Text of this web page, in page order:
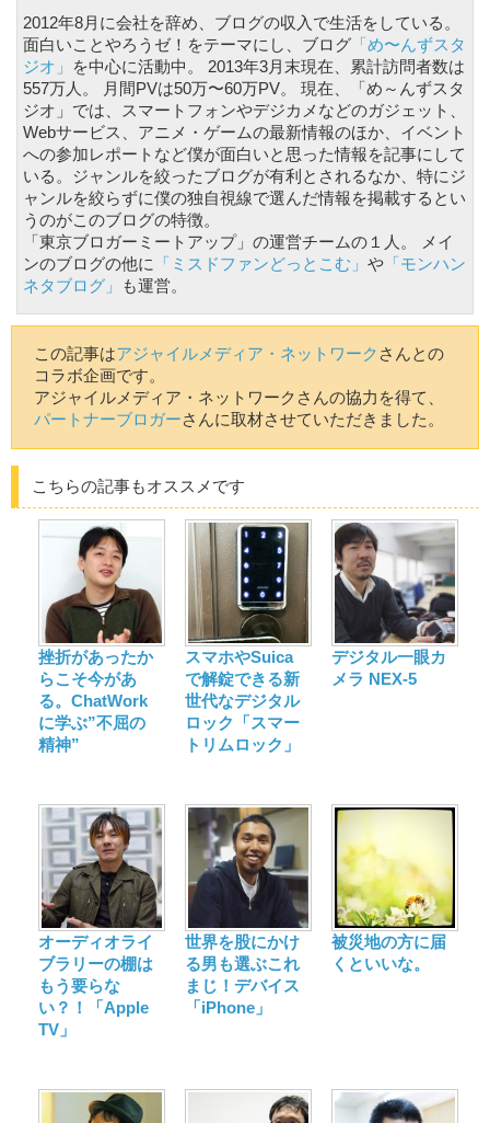
2012年8月に会社を辞め、ブログの収入で生活をしている。
面白いことやろうゼ！をテーマにし、ブログ 「め〜んずスタ
ジオ」
を中心に活動中。 2013年3月末現在、累計訪問者数は
557万人。 月間PVは50万〜60万PV。 現在、「め～んずスタ
ジオ」では、スマートフォンやデジカメなどのガジェット、
Webサービス、アニメ・ゲームの最新情報のほか、イベント
への参加レポートなど僕が面白いと思った情報を記事にして
いる。ジャンルを絞ったブログが有利とされるなか、特にジ
ャンルを絞らずに僕の独自視線で選んだ情報を掲載するとい
うのがこのブログの特徴。
「東京ブロガーミートアップ」の運営チームの１人。 メイ
ンのブログの他に
「ミスドファンどっとこむ」 や 「モンハン
ネタブログ」
も運営。
この記事はアジャイルメディア・ネットワーク さんとの
コラボ企画です。
アジャイルメディア・ネットワークさんの協力を得て、
パートナーブロガーさんに取材させていただきました。
こちらの記事もオススメです
挫折があったか
らこそ今があ
る。ChatWork
に学ぶ”不屈の
精神”
スマホやSuica
で解錠できる新
世代なデジタル
ロック「スマー
トリムロック」
デジタル一眼カ
メラ NEX-5
オーディオライ
ブラリーの棚は
もう要らな
い？！「Apple
TV」
世界を股にかけ
る男も選ぶこれ
まじ！デバイス
「iPhone」
被災地の方に届
くといいな。